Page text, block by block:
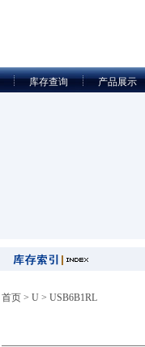
库存查询 产品展示
首页 > U > USB6B1RL